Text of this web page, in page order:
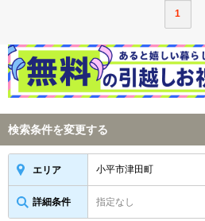
1
検索条件を変更する
エリア 小平市津田町
詳細条件 指定なし